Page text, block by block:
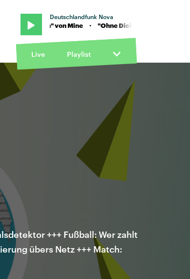
Deutschlandfunk Nova
Dich" von Mine · "Ohne Dich" von Mine
Live Playlist
+++ Fußball: Wer zahlt
übers Netz +++ Match: